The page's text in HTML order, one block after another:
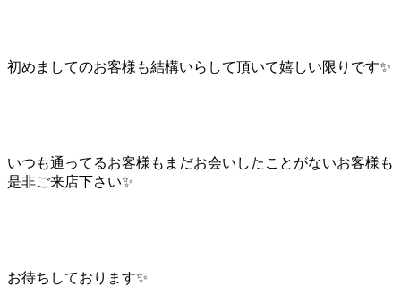
初めましてのお客様も結構いらして頂いて嬉しい限りです✨
いつも通ってるお客様もまだお会いしたことがないお客様も
是非ご来店下さい✨
お待ちしております✨